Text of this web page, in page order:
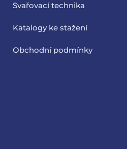
Svařovací technika
Katalogy ke stažení
Obchodní podmínky